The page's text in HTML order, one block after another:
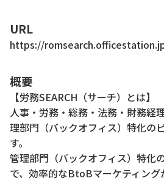
URL
https://
概要
【労務SEARCH（サーチ）とは】
人事・労務・総務・法務・財務経
理部門（バックオフィス）特化の
す。
管理部門（バックオフィス）特化
で、効率的なBtoBマーケティング